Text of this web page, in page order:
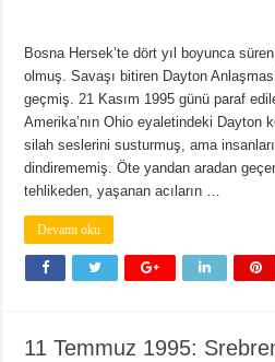
Bosna Hersek’te dört yıl boyunca
olmuş. Savaşı bitiren Dayton
geçmiş. 21 Kasım 1995 günü paraf
Amerika’nın Ohio eyaletindeki Dayton
silah seslerini susturmuş, ama
dindirememiş. Öte yandan aradan
tehlikeden, yaşanan acıların …
Devamı oku
11 Temmuz 1995: